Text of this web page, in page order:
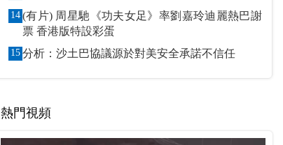
14 (有片) 周星馳《功夫女足》率劉嘉玲迪麗熱巴謝
票 香港版特設彩蛋
15 分析：沙土巴協議源於對美安全承諾不信任
熱門視頻